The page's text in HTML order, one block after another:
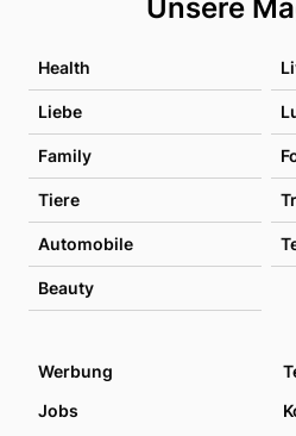
Unsere
Health
Liebe
Family
Tiere
Automobile
Beauty
Werbung
Jobs